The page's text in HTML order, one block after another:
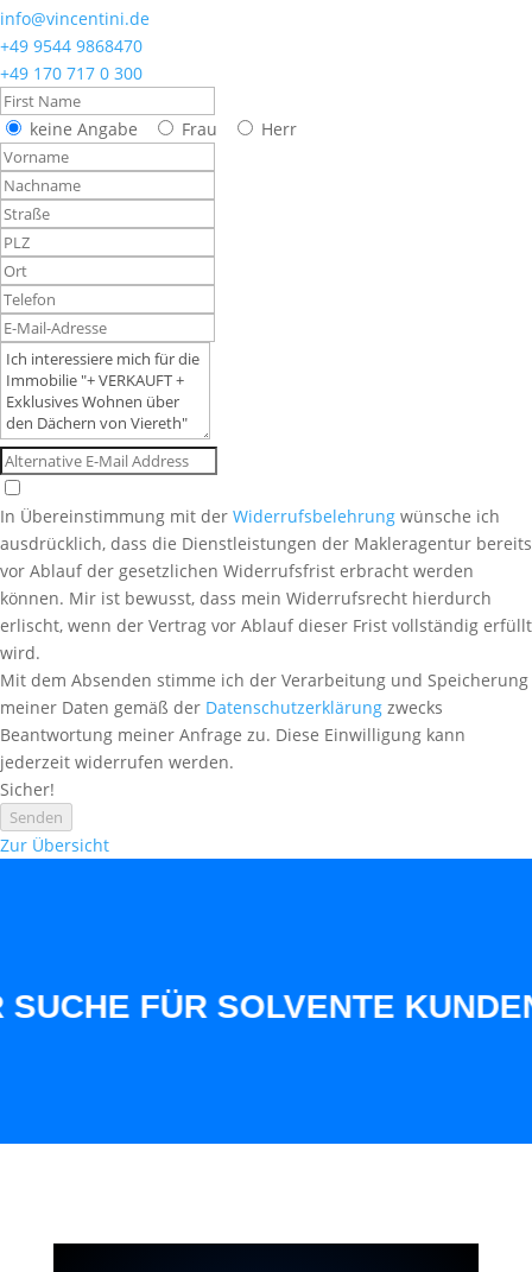
info@vincentini.de
+49 9544 9868470
+49 170 717 0 300
keine Angabe Frau Herr
In Übereinstimmung mit der Widerrufsbelehrung wünsche ich
ausdrücklich, dass die Dienstleistungen der Makleragentur bereits
vor Ablauf der gesetzlichen Widerrufsfrist erbracht werden
können. Mir ist bewusst, dass mein Widerrufsrecht hierdurch
erlischt, wenn der Vertrag vor Ablauf dieser Frist vollständig erfüllt
wird.
Mit dem Absenden stimme ich der Verarbeitung und Speicherung
meiner Daten gemäß der Datenschutzerklärung zwecks
Beantwortung meiner Anfrage zu. Diese Einwilligung kann
jederzeit widerrufen werden.
Sicher!
Senden
Zur Übersicht
SOLVENTE KUNDEN